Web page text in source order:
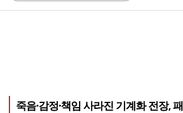
죽음·감정·책임 사라진 기계화 전장,